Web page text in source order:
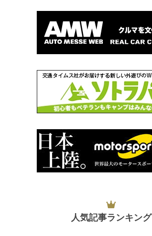
人気記事ランキング